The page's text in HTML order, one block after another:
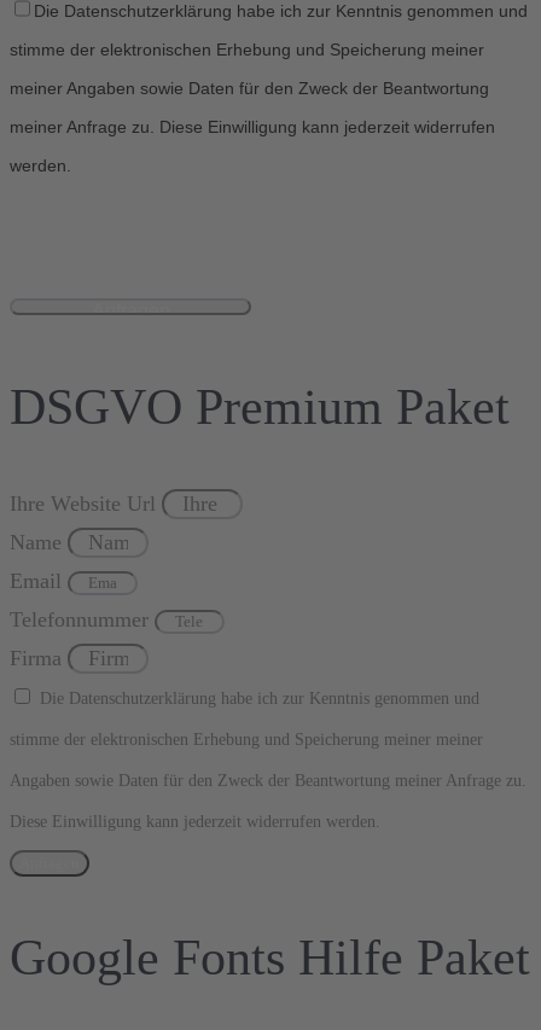
Die Datenschutzerklärung habe ich zur Kenntnis genommen und
stimme der elektronischen Erhebung und Speicherung meiner
meiner Angaben sowie Daten für den Zweck der Beantwortung
meiner Anfrage zu. Diese Einwilligung kann jederzeit widerrufen
werden.
DSGVO Premium Paket
Ihre Website Url
Name
Email
Telefonnummer
Firma
Die Datenschutzerklärung habe ich zur Kenntnis genommen und
stimme der elektronischen Erhebung und Speicherung meiner meiner
Angaben sowie Daten für den Zweck der Beantwortung meiner Anfrage zu.
Diese Einwilligung kann jederzeit widerrufen werden.
Google Fonts Hilfe Paket